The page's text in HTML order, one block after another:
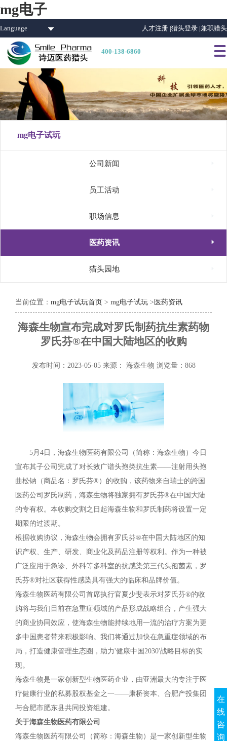
mg电子
Language 人才注册 |猎头登录 |兼职猎头
400-138-6860 
mg电子试玩
公司新闻
员工活动
职场信息
医药资讯 
猎头园地
当前位置： mg电子试玩首页 > mg电子试玩 > 医药资讯
海森生物宣布完成对罗氏制药抗生素药物
罗氏芬®在中国大陆地区的收购
发布时间：2023-05-05 来源： 海森生物 浏览量：868
5月4日，海森生物医药有限公司（简称：海森生物）今日
宣布其子公司完成了对长效广谱头孢类抗生素——注射用头孢
曲松钠（商品名：罗氏芬®）的收购，该药物来自瑞士的跨国
医药公司罗氏制药，海森生物将独家拥有罗氏芬®在中国大陆
的专有权。本收购交割之日起海森生物和罗氏制药将设置一定
期限的过渡期。
根据收购协议，海森生物会拥有罗氏芬®在中国大陆地区的知
识产权、生产、研发、商业化及药品注册等权利。作为一种被
广泛应用于急诊、外科等多科室的抗感染第三代头孢菌素，罗
氏芬®对社区获得性感染具有强大的临床和品牌价值。
海森生物医药有限公司首席执行官夏少斐表示​对罗氏芬®的收
购将与我们目前在急重症领域的产品形成战略组合，产生强大
的商业协同效应，使海森生物能持续地用一流的治疗方案为更
多中国患者带来积极影响。我们将通过加快在急重症领域的布
局，打造健康管理生态圈，助力'健康中国2030'战略目标的实
现。
海森生物是一家创新型生物医药企业，由亚洲最大的专注于医
疗健康行业的私募股权基金之一——康桥资本、合肥产投集团
与合肥市肥东县共同投资组建。
关于海森生物医药有限公司
海森生物医药有限公司（简称：海森生物）是一家创新型生物
在
线
咨
询